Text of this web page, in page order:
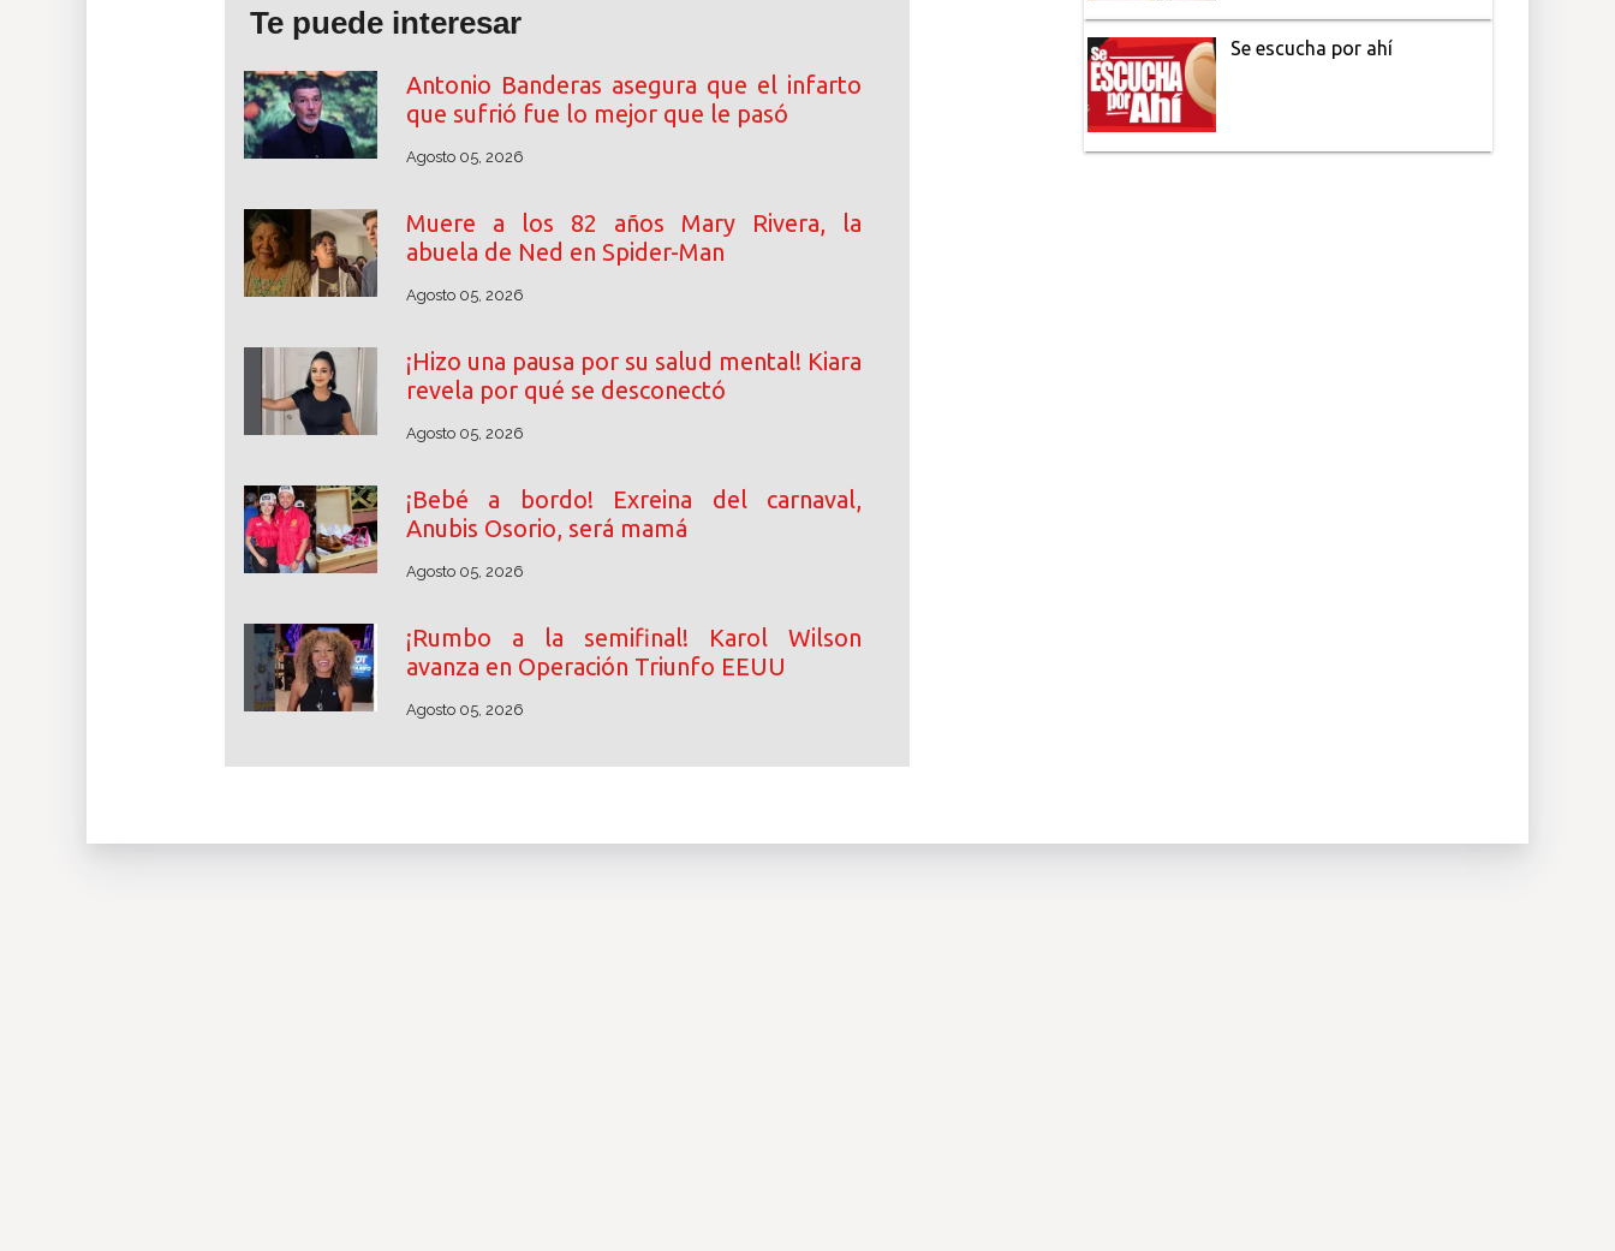
Te puede interesar
Antonio Banderas asegura que el infarto
que sufrió fue lo mejor que le pasó
Agosto 05, 2026
Muere a los 82 años Mary Rivera, la
abuela de Ned en Spider-Man
Agosto 05, 2026
¡Hizo una pausa por su salud mental! Kiara
revela por qué se desconectó
Agosto 05, 2026
¡Bebé a bordo! Exreina del carnaval,
Anubis Osorio, será mamá
Agosto 05, 2026
¡Rumbo a la semifinal! Karol Wilson
avanza en Operación Triunfo EEUU
Agosto 05, 2026
Se escucha por ahí